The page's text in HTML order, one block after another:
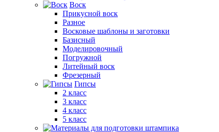
Воск
Прикусной воск
Разное
Восковые шаблоны и заготовки
Базисный
Моделировочный
Погружной
Литейный воск
Фрезерный
Гипсы
2 класс
3 класс
4 класс
5 класс